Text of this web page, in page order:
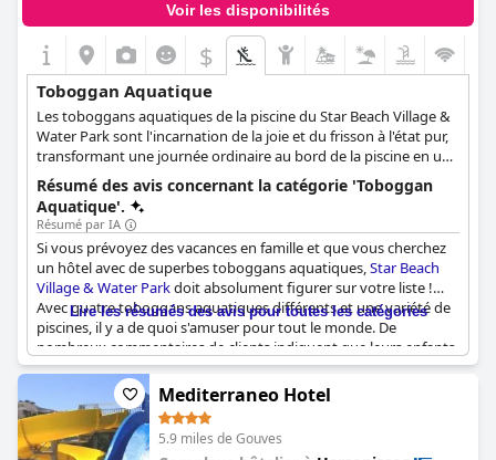
Voir les disponibilités
$
Toboggan Aquatique
Les toboggans aquatiques de la piscine du Star Beach Village &
Water Park sont l'incarnation de la joie et du frisson à l'état pur,
transformant une journée ordinaire au bord de la piscine en une
escapade passionnante. Des toboggans à grande vitesse avec
des descentes abruptes qui font battre le cœur aux toboggans
plus doux qui offrent une descente tranquille, il y en a pour tous
les goûts. Le parc dispose également d'un bateau pirate, avec
ses propres toboggans, qui combine l'excitation du jeu
imaginatif avec le frisson de la glissade dans la piscine fraîche et
accueillante. Chaque descente de ces toboggans provoque non
seulement des rires et des cris de joie, mais aussi l'envie de
remonter et de recommencer. Que vous soyez à la recherche
d'une poussée d'adrénaline ou d'une expérience plus douce, les
toboggans aquatiques du Star Beach Village & Water Park vous
promettent une expérience inoubliable.
Résumé des avis concernant la catégorie 'Toboggan
Aquatique'.
Résumé par IA
Si vous prévoyez des vacances en famille et que vous cherchez
un hôtel avec de superbes toboggans aquatiques,Star Beach
Village & Water Parkdoit absolument figurer sur votre liste !
Avec quatre toboggans aquatiques différents et une variété de
piscines, il y a de quoi s'amuser pour tout le monde. De
nombreux commentaires de clients indiquent que leurs enfants
ont adoré les toboggans aquatiques et les parcs d'attractions,
tandis que les parents ont apprécié la multitude d'installations
et d'activités disponibles pour les enfants. Que vous jouiez au
volley-ball aquatique, que vous nagiez dans l'une des
nombreuses piscines ou que vous vous détendiez simplement
Lire les résumés des avis pour toutes les catégories
Mediterraneo Hotel
5.9 miles de Gouves